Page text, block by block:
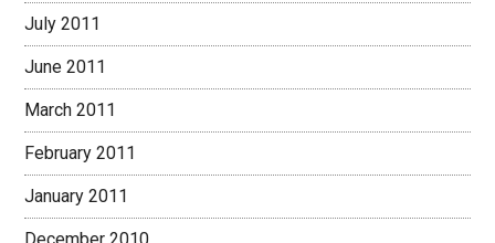
July 2011
June 2011
March 2011
February 2011
January 2011